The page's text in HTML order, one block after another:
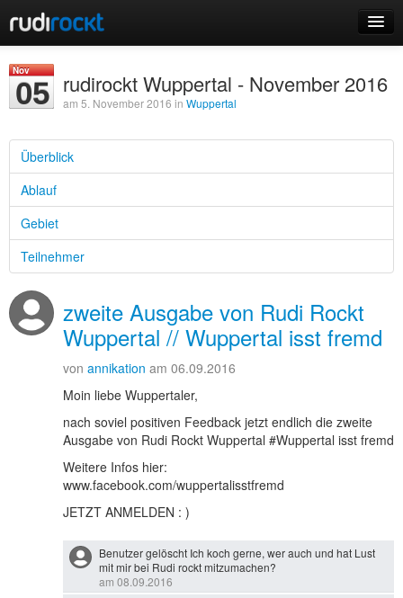
Events
Login
Registrieren
Nov
05 rudirockt Wuppertal - November 2016
am 5. November 2016 in Wuppertal
Überblick
Ablauf
Gebiet
Teilnehmer
zweite Ausgabe von Rudi Rockt
Wuppertal // Wuppertal isst fremd
von annikation am 06.09.2016
Moin liebe Wuppertaler,
nach soviel positiven Feedback jetzt endlich die zweite
Ausgabe von Rudi Rockt Wuppertal #Wuppertal isst fremd
Weitere Infos hier:
www.facebook.com/wuppertalisstfremd
JETZT ANMELDEN : )
Benutzer gelöscht Ich koch gerne, wer auch und hat Lust
mit mir bei Rudi rockt mitzumachen?
am 08.09.2016